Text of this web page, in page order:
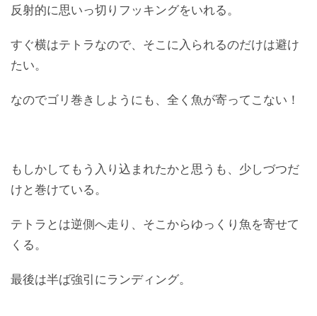
反射的に思いっ切りフッキングをいれる。
すぐ横はテトラなので、そこに入られるのだけは避け
たい。
なのでゴリ巻きしようにも、全く魚が寄ってこない！
もしかしてもう入り込まれたかと思うも、少しづつだ
けと巻けている。
テトラとは逆側へ走り、そこからゆっくり魚を寄せて
くる。
最後は半ば強引にランディング。